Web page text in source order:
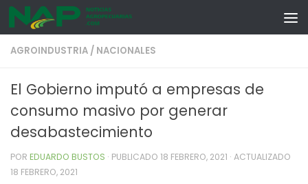
Skip to content
AGROINDUSTRIA / NACIONALES
El Gobierno imputó a empresas de
consumo masivo por generar
desabastecimiento
POR EDUARDO BUSTOS · PUBLICADO 18 FEBRERO, 2021 · ACTUALIZADO
18 FEBRERO, 2021